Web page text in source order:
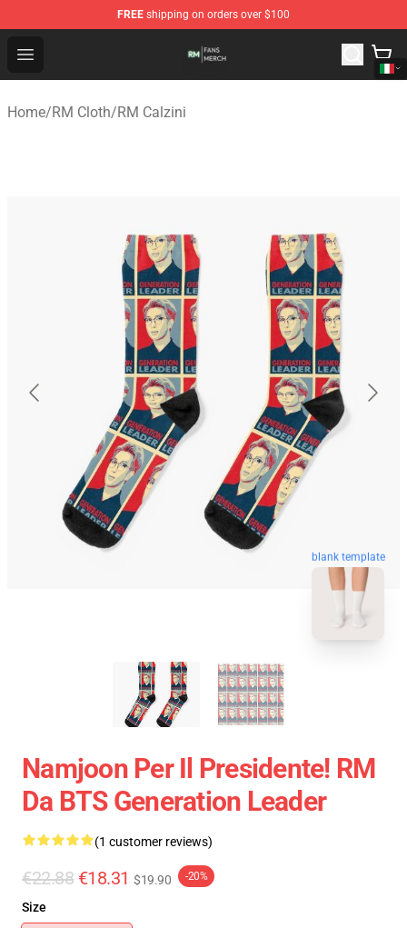
FREE shipping on orders over $100
Open menu
RM Shop - Official RM Merchandise Store
Home/RM Cloth/RM Calzini
blank template
Namjoon Per Il Presidente! RM
Da BTS Generation Leader
(1 customer reviews)
€22.88 €18.31 $19.90 -20%
Size